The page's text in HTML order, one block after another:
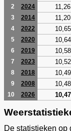
2 2024 11,26
3 2014 11,20
4 2022 10,65
5 2020 10,64
6 2019 10,58
7 2023 10,52
8 2018 10,49
9 2008 10,48
10 2026 10,47
De statistieken op